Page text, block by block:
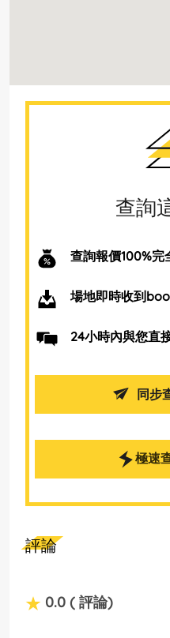
查詢
查詢報價100%完
場地即時收到
24小時內與您直
同步
評論
0.0 ( 評論)